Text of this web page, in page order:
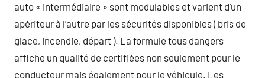
auto « intermédiaire » sont modulables et varient d’un
apériteur à l’autre par les sécurités disponibles ( bris de
glace, incendie, départ ). La formule tous dangers
affiche un qualité de certifiées non seulement pour le
conducteur mais également pour le véhicule. Les